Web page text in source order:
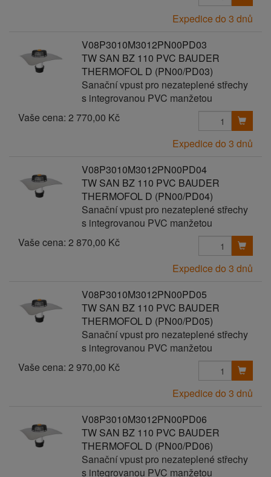
Expedice do 3 dnů
V08P3010M3012PN00PD03
TW SAN BZ 110 PVC BAUDER
THERMOFOL D (PN00/PD03)
Sanační vpust pro nezateplené střechy
s integrovanou PVC manžetou
Vaše cena: 2 770,00 Kč
Expedice do 3 dnů
V08P3010M3012PN00PD04
TW SAN BZ 110 PVC BAUDER
THERMOFOL D (PN00/PD04)
Sanační vpust pro nezateplené střechy
s integrovanou PVC manžetou
Vaše cena: 2 870,00 Kč
Expedice do 3 dnů
V08P3010M3012PN00PD05
TW SAN BZ 110 PVC BAUDER
THERMOFOL D (PN00/PD05)
Sanační vpust pro nezateplené střechy
s integrovanou PVC manžetou
Vaše cena: 2 970,00 Kč
Expedice do 3 dnů
V08P3010M3012PN00PD06
TW SAN BZ 110 PVC BAUDER
THERMOFOL D (PN00/PD06)
Sanační vpust pro nezateplené střechy
s integrovanou PVC manžetou